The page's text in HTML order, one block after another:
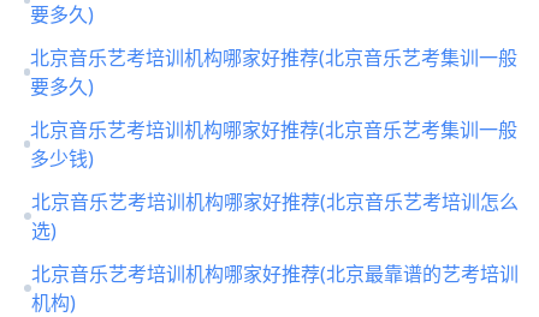
要多久)
北京音乐艺考培训机构哪家好推荐(北京音乐艺考集训一般
要多久)
北京音乐艺考培训机构哪家好推荐(北京音乐艺考集训一般
多少钱)
北京音乐艺考培训机构哪家好推荐(北京音乐艺考培训怎么
选)
北京音乐艺考培训机构哪家好推荐(北京最靠谱的艺考培训
机构)